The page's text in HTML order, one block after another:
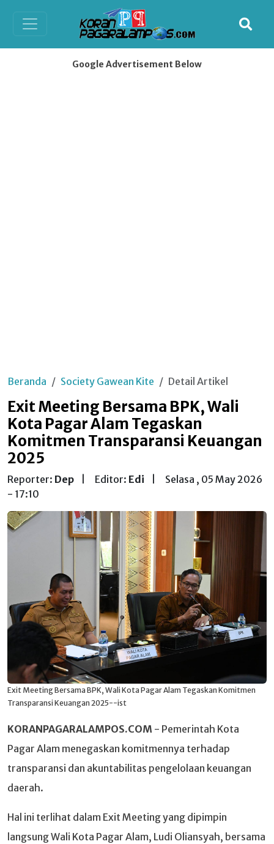
Google Advertisement Below
Beranda Society Gawean Kite Detail Artikel
Exit Meeting Bersama BPK, Wali
Kota Pagar Alam Tegaskan
Komitmen Transparansi Keuangan
2025
Reporter: Dep Editor: Edi
Selasa , 05 May 2026
- 17:10
Exit Meeting Bersama BPK, Wali Kota Pagar Alam Tegaskan Komitmen
Transparansi Keuangan 2025--ist
KORANPAGARALAMPOS.COM - Pemerintah Kota
Pagar Alam menegaskan komitmennya terhadap
transparansi dan akuntabilitas pengelolaan keuangan
daerah.
Hal ini terlihat dalam Exit Meeting yang dipimpin
langsung Wali Kota Pagar Alam, Ludi Oliansyah, bersama